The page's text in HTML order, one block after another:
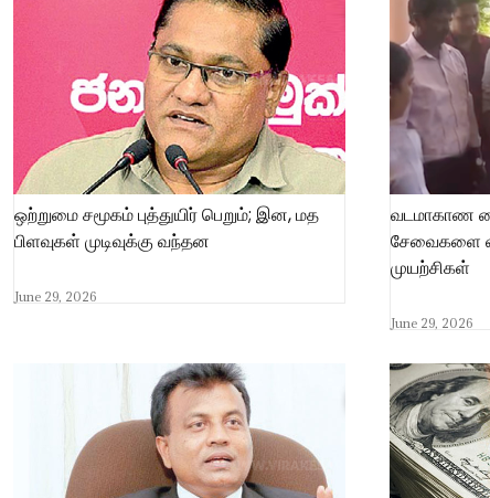
ஒற்றுமை சமூகம் புத்துயிர் பெறும்; இன, மத
பிளவுகள் முடிவுக்கு வந்தன
June 29, 2026
வடமாகாண
சேவைகளை
முயற்சிகள்
June 29, 2026